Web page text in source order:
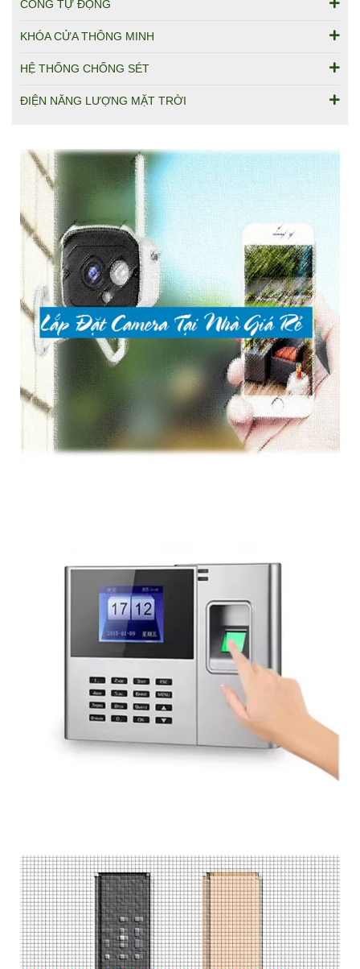
CỔNG TỰ ĐỘNG
KHÓA CỬA THÔNG MINH
HỆ THỐNG CHỐNG SÉT
ĐIỆN NĂNG LƯỢNG MẶT TRỜI